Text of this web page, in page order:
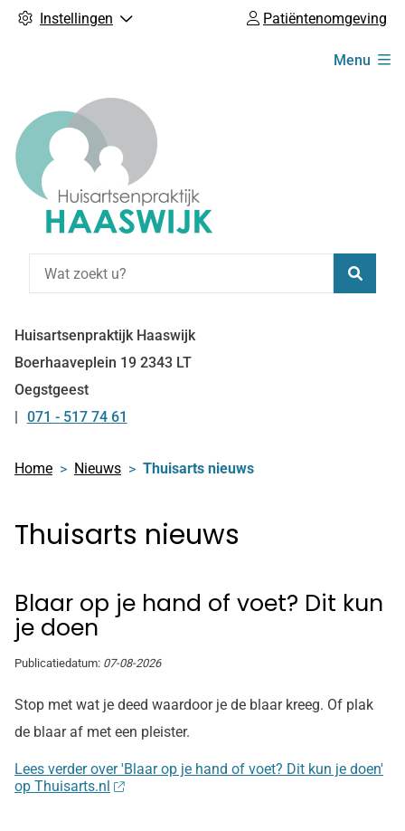
Instellingen Patiëntenomgeving
Menu
Huisartsenpraktijk Haaswijk
Boerhaaveplein 19 2343 LT
Oegstgeest
Tel:
071 - 517 74 61
Home Nieuws Thuisarts nieuws
Thuisarts nieuws
Blaar op je hand of voet? Dit kun
je doen
Publicatiedatum: 07-08-2026
Stop met wat je deed waardoor je de blaar kreeg. Of plak
de blaar af met een pleister.
Lees verder over 'Blaar op je hand of voet? Dit kun je doen'
op Thuisarts.nl